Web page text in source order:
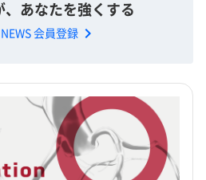
、あなたを強くする
NEWS 会員登録 chevron_right